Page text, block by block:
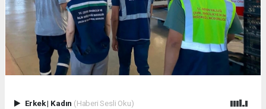
Erkek| Kadın (Haberi Sesli Oku)